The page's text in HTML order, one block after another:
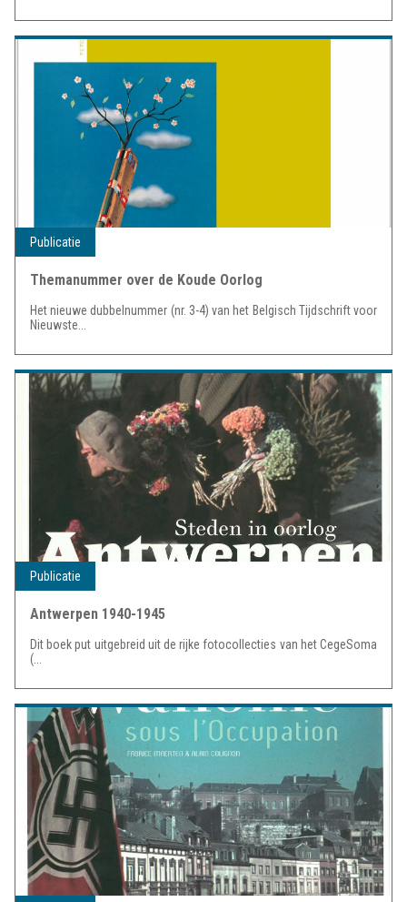
Publicatie
Themanummer over de Koude Oorlog
Het nieuwe dubbelnummer (nr. 3-4) van het Belgisch Tijdschrift voor
Nieuwste...
Publicatie
Antwerpen 1940-1945
Dit boek put uitgebreid uit de rijke fotocollecties van het CegeSoma
(...